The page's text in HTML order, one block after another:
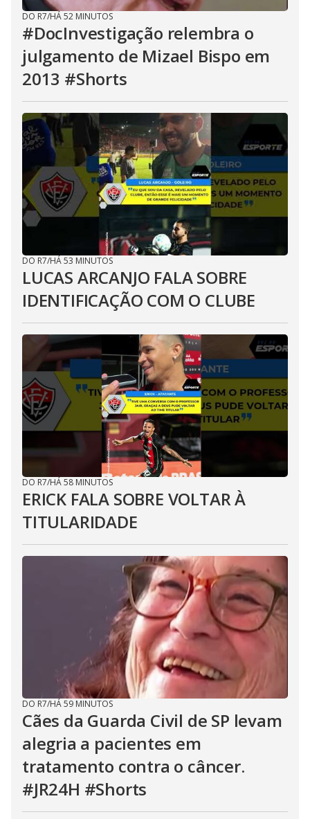
DO R7/HÁ 52 MINUTOS
#DocInvestigação relembra o
julgamento de Mizael Bispo em
2013 #Shorts
DO R7/HÁ 53 MINUTOS
LUCAS ARCANJO FALA SOBRE
IDENTIFICAÇÃO COM O CLUBE
DO R7/HÁ 58 MINUTOS
ERICK FALA SOBRE VOLTAR À
TITULARIDADE
DO R7/HÁ 59 MINUTOS
Cães da Guarda Civil de SP levam
alegria a pacientes em
tratamento contra o câncer.
#JR24H #Shorts